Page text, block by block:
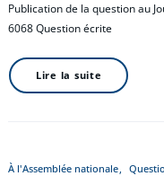
Publication de la question au
6068 Question écrite
Lire la suite
À l'Assemblée nationale